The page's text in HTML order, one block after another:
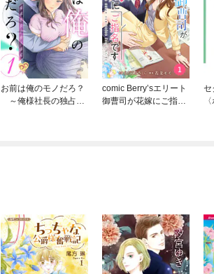
お前は俺のモノだろ？
～俺様社長の独占溺
comic Berry’sエリート
御曹司が花嫁にご指名
セ